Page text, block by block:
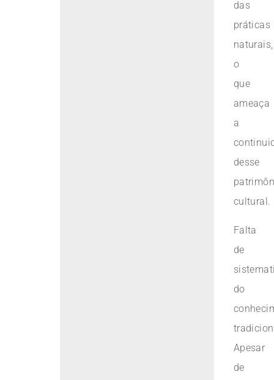
das
práticas
naturais,
o
que
ameaça
a
desse
cultural.
Falta
de
do
Apesar
de